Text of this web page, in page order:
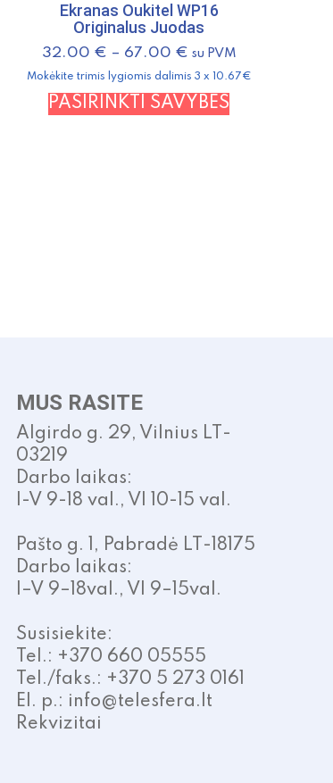
Ekranas Oukitel WP16
Originalus Juodas
32.00 € – 67.00 € su PVM
Mokėkite trimis lygiomis dalimis 3 x 10.67€
PASIRINKTI SAVYBES
MUS RASITE
Algirdo g. 29, Vilnius LT-
03219
Darbo laikas:
I-V 9-18 val., VI 10-15 val.
Pašto g. 1, Pabradė LT-18175
Darbo laikas:
I–V 9–18val., VI 9–15val.
Susisiekite:
Tel.: +370 660 05555
Tel./faks.: +370 5 273 0161
El. p.: info@telesfera.lt
Rekvizitai